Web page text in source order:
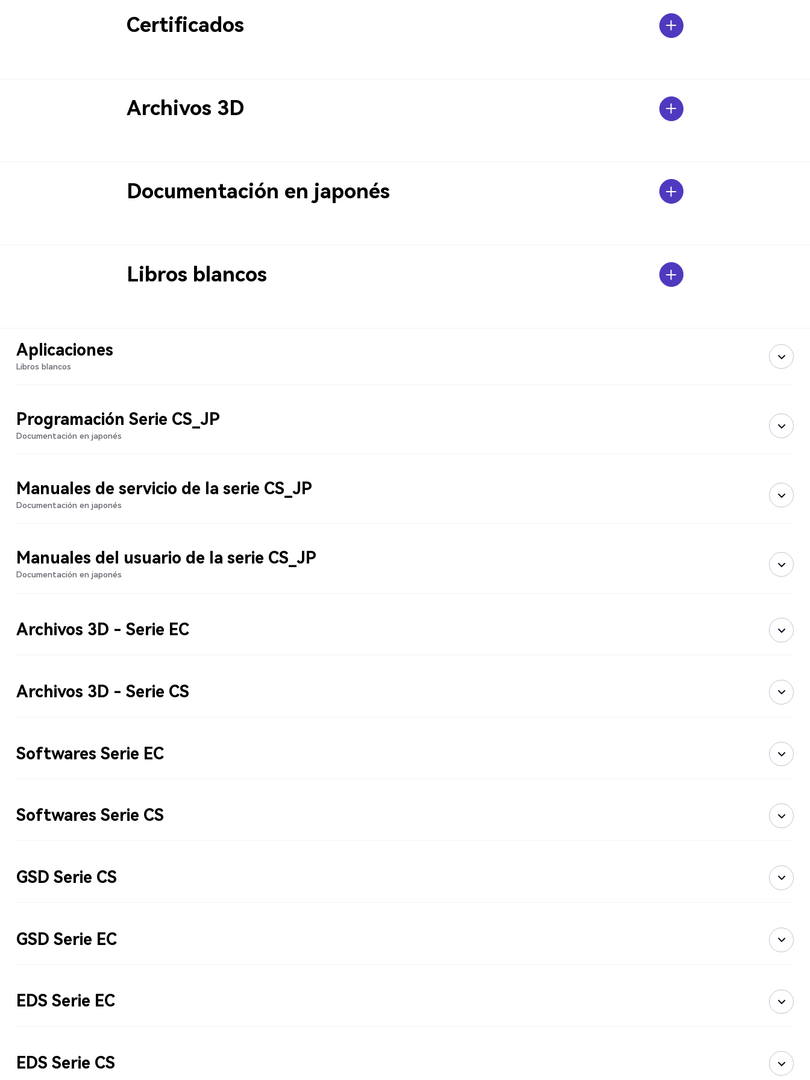
Certificados
Archivos 3D
Documentación en japonés
Libros blancos
Aplicaciones
Libros blancos
Programación Serie CS_JP
Documentación en japonés
Manuales de servicio de la serie CS_JP
Documentación en japonés
Manuales del usuario de la serie CS_JP
Documentación en japonés
Archivos 3D - Serie EC
Archivos 3D - Serie CS
Softwares Serie EC
Softwares Serie CS
GSD Serie CS
GSD Serie EC
EDS Serie EC
EDS Serie CS